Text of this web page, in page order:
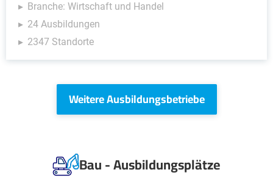
Branche: Wirtschaft und Handel
24 Ausbildungen
2347 Standorte
Weitere Ausbildungsbetriebe
Bau - Ausbildungsplätze